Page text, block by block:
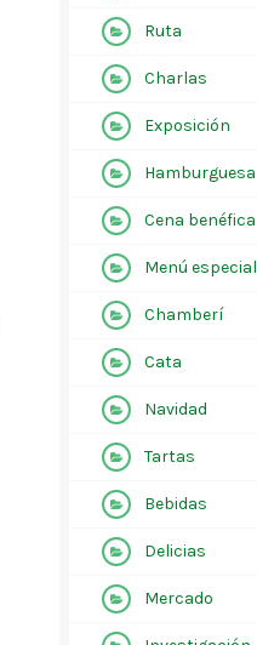
Ruta
Charlas
Exposición
Hamburguesa
Cena benéfica
Menú especial
Chamberí
Cata
Navidad
Tartas
Bebidas
Delicias
Mercado